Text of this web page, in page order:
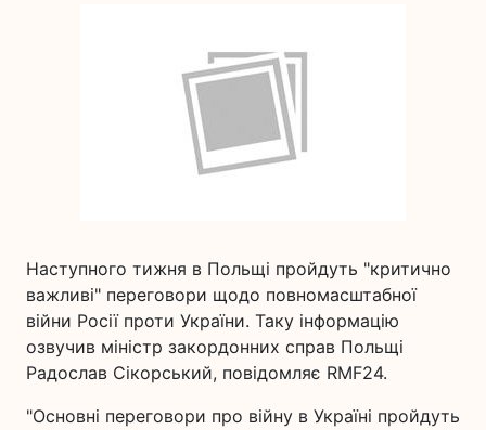
Наступного тижня в Польщі пройдуть "критично
важливі" переговори щодо повномасштабної
війни Росії проти України. Таку інформацію
озвучив міністр закордонних справ Польщі
Радослав Сікорський, повідомляє RMF24.
"Основні переговори про війну в Україні пройдуть